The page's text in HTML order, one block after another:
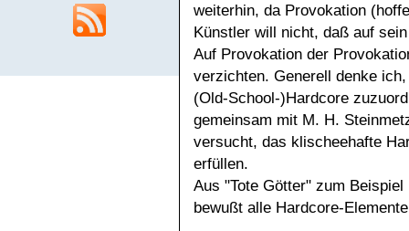
weiterhin, da Provokation
Künstler will nicht, daß auf
Auf Provokation der
verzichten. Generell denke
(Old-School-)Hardcore
gemeinsam mit M. H.
versucht, das klischeehafte
erfüllen.
Aus "Tote Götter" zum
bewußt alle Hardcore-